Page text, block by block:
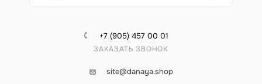
+7 (905) 457 00 01
ЗАКАЗАТЬ ЗВОНОК
site@danaya.shop